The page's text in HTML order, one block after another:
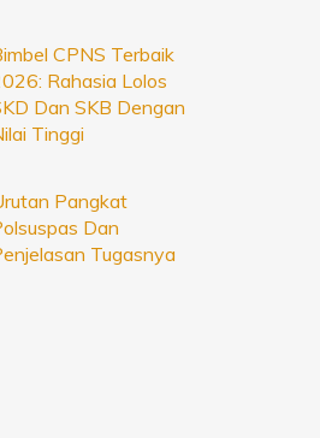
CPNS Terbaik
Rahasia Lolos
Dan SKB Dengan
Tinggi
Pangkat
Dan
Tugasnya